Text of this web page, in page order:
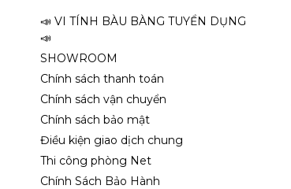
📣 VI TÍNH BÀU BÀNG TUYỂN DỤNG
📣
SHOWROOM
Chính sách thanh toán
Chính sách vận chuyển
Chính sách bảo mật
Điều kiện giao dịch chung
Thi công phòng Net
Chính Sách Bảo Hành